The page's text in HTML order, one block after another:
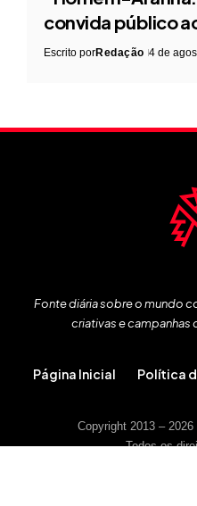
convida público
Escrito porRedação 4 de
Fonte diária sobre o mundo
criativas e
Página Inicial Política
Copyright 2013 –
Todos os